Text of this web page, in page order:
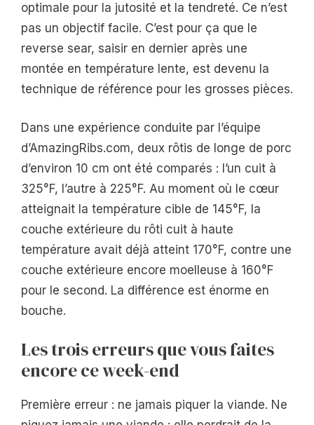
optimale pour la jutosité et la tendreté. Ce n’est
pas un objectif facile. C’est pour ça que le
reverse sear, saisir en dernier après une
montée en température lente, est devenu la
technique de référence pour les grosses pièces.
Dans une expérience conduite par l’équipe
d’AmazingRibs.com, deux rôtis de longe de porc
d’environ 10 cm ont été comparés : l’un cuit à
325°F, l’autre à 225°F. Au moment où le cœur
atteignait la température cible de 145°F, la
couche extérieure du rôti cuit à haute
température avait déjà atteint 170°F, contre une
couche extérieure encore moelleuse à 160°F
pour le second. La différence est énorme en
bouche.
Les trois erreurs que vous faites
encore ce week-end
Première erreur : ne jamais piquer la viande. Ne